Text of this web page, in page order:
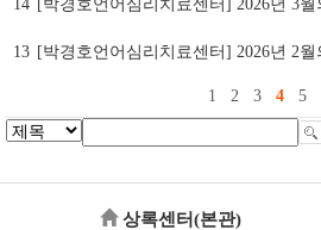
14 [박경호언어심리치료센터] 2026년 3월
13 [박경호언어심리치료센터] 2026년 2월
1 2 3 4 5
상록센터(본관)